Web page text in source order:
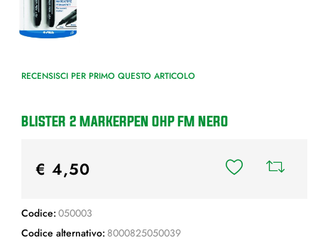
RECENSISCI PER PRIMO QUESTO ARTICOLO
BLISTER 2 MARKERPEN OHP FM NERO
€ 4,50
Codice: 050003
Codice alternativo: 8000825050039